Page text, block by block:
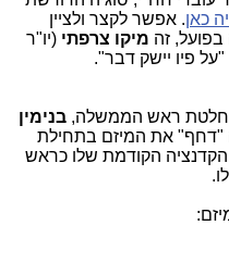
כאן. אפשר לקצר ולציין
בפועל, זה מיקו צרפתי (יו"ר
פיו יישק דבר".
בנימין
את המיזם בתחילת
הקודמת שלו כראש